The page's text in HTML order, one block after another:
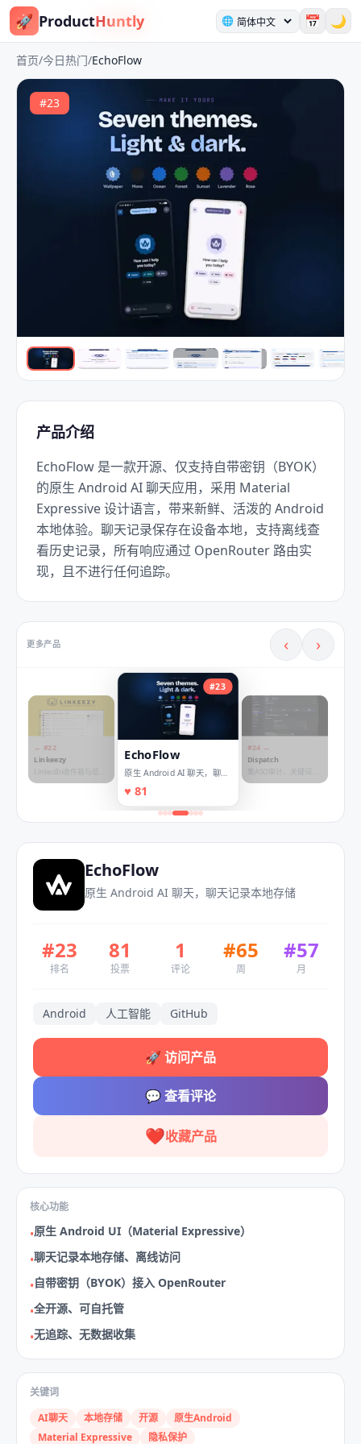
🚀 ProductHuntly 🌐 📅 🌙
首页/今日热门/EchoFlow
#23
产品介绍
EchoFlow 是一款开源、仅支持自带密钥（BYOK）
的原生 Android AI 聊天应用，采用 Material
Expressive 设计语言，带来新鲜、活泼的 Android
本地体验。聊天记录保存在设备本地，支持离线查
看历史记录，所有响应通过 OpenRouter 路由实
现，且不进行任何追踪。
更多产品 ‹ ›
← #22
Linkeezy
LinkedIn收件箱与信息
流，告别混乱。
#23
EchoFlow
原生 Android AI 聊天，聊天
记录本地存储
♥ 81
#24 →
Dispatch
广告于一体的应用发布
EchoFlow
原生 Android AI 聊天，聊天记录本地存储
#23
排名
81
投票
1
评论
#65
周
#57
月
Android 人工智能 GitHub
🚀 访问产品
💬查看评论
❤️收藏产品
核心功能
•原生 Android UI（Material Expressive）
•聊天记录本地存储、离线访问
•自带密钥（BYOK）接入 OpenRouter
•全开源、可自托管
•无追踪、无数据收集
关键词
AI聊天
本地存储 开源
原生Android
Material Expressive
隐私保护